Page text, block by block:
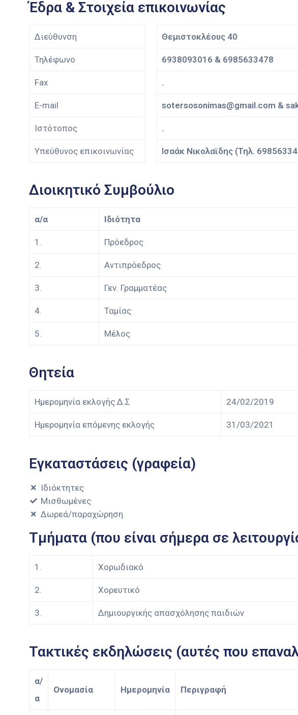
Έδρα & Στοιχεία επικοινωνίας
Διεύθυνση
Τηλέφωνο
Fax
E-mail
Ιστότοπος
Υπεύθυνος επικοινωνίας
Θεμιστοκλέους 40
6938093016 & 6985633478
.
sotersosonimas@gmail.com &
.
Ισαάκ Νικολαϊδης (Τηλ.
Διοικητικό Συμβούλιο
α/α Ιδιότητα
1. Πρόεδρος
2. Αντιπρόεδρος
3. Γεν. Γραμματέας
4. Ταμίας
5. Μέλος
Θητεία
Ημερομηνία εκλογής Δ.Σ 24/02/2019
Ημερομηνία επόμενης εκλογής 31/03/2021
Εγκαταστάσεις (γραφεία)
Ιδιόκτητες
Μισθωμένες
Δωρεά/παραχώρηση
Τμήματα (που είναι σήμερα σε
1. Χορωδιακό
2. Χορευτικό
3. Δημιουργικής απασχόλησης παιδιών
Τακτικές εκδηλώσεις (αυτές που
α/
α
Ονομασία Ημερομηνία Περιγραφή